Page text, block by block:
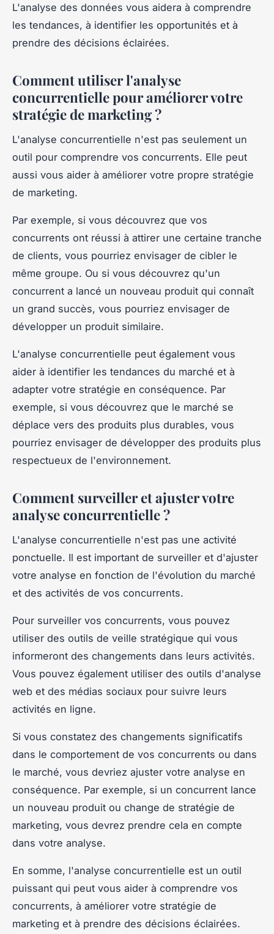
L'analyse des données vous aidera à comprendre
les tendances, à identifier les opportunités et à
prendre des décisions éclairées.
Comment utiliser l'analyse
concurrentielle pour améliorer votre
stratégie de marketing ?
L'analyse concurrentielle n'est pas seulement un
outil pour comprendre vos concurrents. Elle peut
aussi vous aider à améliorer votre propre stratégie
de marketing.
Par exemple, si vous découvrez que vos
concurrents ont réussi à attirer une certaine tranche
de clients, vous pourriez envisager de cibler le
même groupe. Ou si vous découvrez qu'un
concurrent a lancé un nouveau produit qui connaît
un grand succès, vous pourriez envisager de
développer un produit similaire.
L'analyse concurrentielle peut également vous
aider à identifier les tendances du marché et à
adapter votre stratégie en conséquence. Par
exemple, si vous découvrez que le marché se
déplace vers des produits plus durables, vous
pourriez envisager de développer des produits plus
respectueux de l'environnement.
Comment surveiller et ajuster votre
analyse concurrentielle ?
L'analyse concurrentielle n'est pas une activité
ponctuelle. Il est important de surveiller et d'ajuster
votre analyse en fonction de l'évolution du marché
et des activités de vos concurrents.
Pour surveiller vos concurrents, vous pouvez
utiliser des outils de veille stratégique qui vous
informeront des changements dans leurs activités.
Vous pouvez également utiliser des outils d'analyse
web et des médias sociaux pour suivre leurs
activités en ligne.
Si vous constatez des changements significatifs
dans le comportement de vos concurrents ou dans
le marché, vous devriez ajuster votre analyse en
conséquence. Par exemple, si un concurrent lance
un nouveau produit ou change de stratégie de
marketing, vous devrez prendre cela en compte
dans votre analyse.
En somme, l'analyse concurrentielle est un outil
puissant qui peut vous aider à comprendre vos
concurrents, à améliorer votre stratégie de
marketing et à prendre des décisions éclairées.